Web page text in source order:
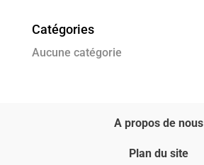
Catégories
Aucune catégorie
A propos de nous
Plan du site